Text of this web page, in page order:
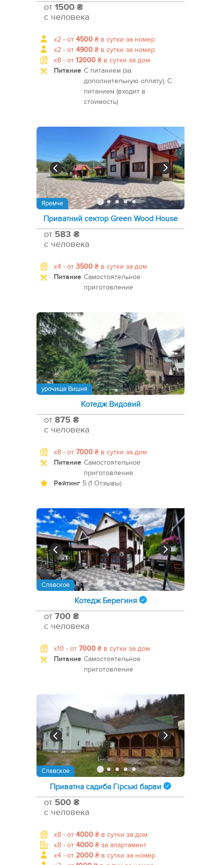
от 1500 ₴
с человека
x2 - от 4500 ₴ в сутки за номер
x2 - от 4900 ₴ в сутки за номер
x8 - от 12000 ₴ в сутки за дом
Питание С питанием (за
дополнительную оплату), С
питанием (входит в
стоимость)
Яремче
Приватний сектор Green Wood House
от 583 ₴
с человека
x4 - от 3500 ₴ в сутки за дом
Питание Самостоятельное
приготовление
урочище Вишня
Котедж Видовий
от 875 ₴
с человека
x8 - от 7000 ₴ в сутки за дом
Питание Самостоятельное
приготовление
Рейтинг 5 (1 Отзывы)
Славское
Котедж Берегиня
от 700 ₴
с человека
x10 - от 7000 ₴ в сутки за дом
Питание Самостоятельное
приготовление
Славское
Приватна садиба Гірські барви
от 500 ₴
с человека
x8 - от 4000 ₴ в сутки за дом
x8 - от 4000 ₴ за апартамент
x4 - от 2000 ₴ в сутки за номер